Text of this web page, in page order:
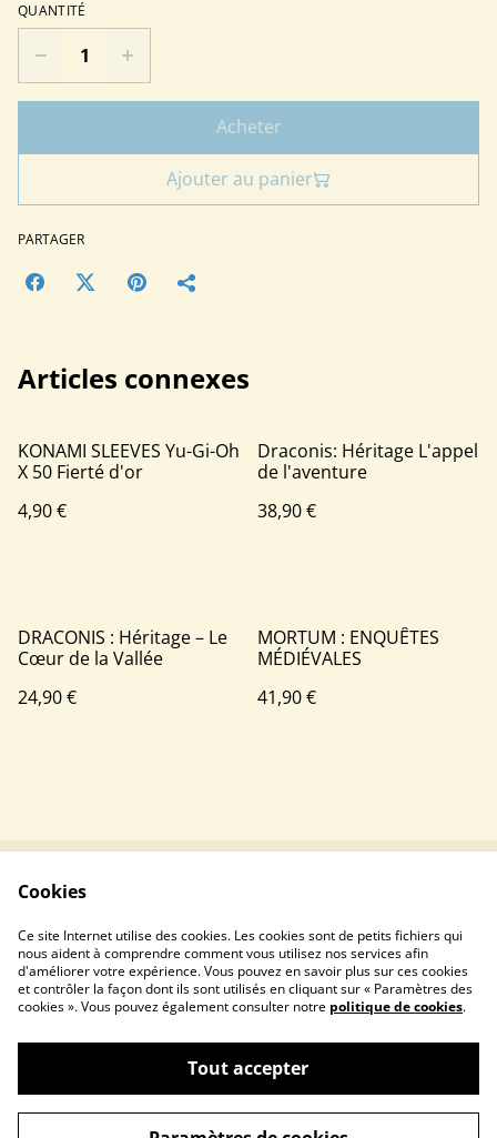
QUANTITÉ
Acheter
Ajouter au panier
PARTAGER
Articles connexes
KONAMI SLEEVES Yu-Gi-Oh
X 50 Fierté d'or
4,90 €
Draconis: Héritage L'appel
de l'aventure
38,90 €
DRACONIS : Héritage – Le
Cœur de la Vallée
24,90 €
MORTUM : ENQUÊTES
MÉDIÉVALES
41,90 €
Politique de
confidentialité
Politique de cookies
©2026Ladeckboxfr
Cookies
Ce site Internet utilise des cookies. Les cookies sont de petits fichiers qui
nous aident à comprendre comment vous utilisez nos services afin
d'améliorer votre expérience. Vous pouvez en savoir plus sur ces cookies
et contrôler la façon dont ils sont utilisés en cliquant sur « Paramètres des
cookies ». Vous pouvez également consulter notre politique de cookies.
Tout accepter